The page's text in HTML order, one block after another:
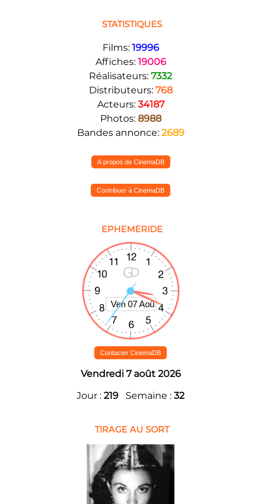
STATISTIQUES
Films: 19996
Affiches: 19006
Réalisateurs: 7332
Distributeurs: 768
Acteurs: 34187
Photos: 8988
Bandes annonce: 2689
A propos de CinemaDB
Contribuer à CinemaDB
EPHEMERIDE
Contacter CinemaDB
Vendredi 7 août 2026
Jour : 219 Semaine : 32
TIRAGE AU SORT